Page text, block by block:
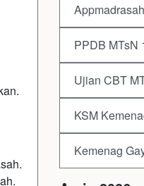
PPDB MTsN
Ujian CBT
KSM
Kemenag